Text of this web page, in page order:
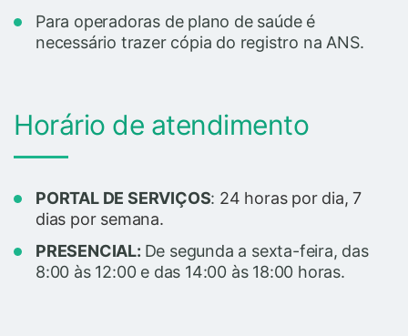
Para operadoras de plano de saúde é
necessário trazer cópia do registro na ANS.
Horário de atendimento
PORTAL DE SERVIÇOS: 24 horas por dia, 7
dias por semana.
PRESENCIAL: De segunda a sexta-feira, das
8:00 às 12:00 e das 14:00 às 18:00 horas.